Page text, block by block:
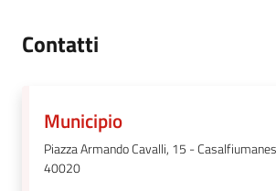
Contatti
Municipio
Piazza Armando Cavalli, 15 -
40020